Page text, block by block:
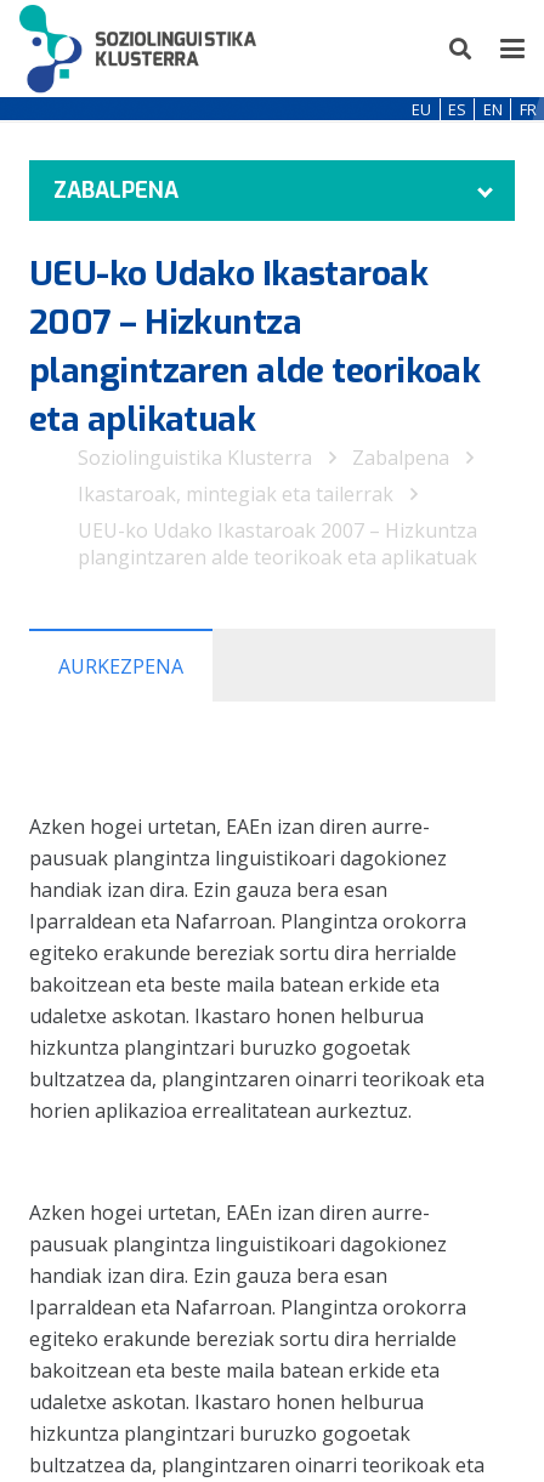
EU ES EN FR
ZABALPENA
UEU-ko Udako Ikastaroak
2007 – Hizkuntza
plangintzaren alde teorikoak
eta aplikatuak
Soziolinguistika Klusterra
Zabalpena
Ikastaroak, mintegiak eta tailerrak
UEU-ko Udako Ikastaroak 2007 – Hizkuntza
plangintzaren alde teorikoak eta aplikatuak
AURKEZPENA
Azken hogei urtetan, EAEn izan diren aurre-
pausuak plangintza linguistikoari dagokionez
handiak izan dira. Ezin gauza bera esan
Iparraldean eta Nafarroan. Plangintza orokorra
egiteko erakunde bereziak sortu dira herrialde
bakoitzean eta beste maila batean erkide eta
udaletxe askotan. Ikastaro honen helburua
hizkuntza plangintzari buruzko gogoetak
bultzatzea da, plangintzaren oinarri teorikoak eta
horien aplikazioa errealitatean aurkeztuz.
Azken hogei urtetan, EAEn izan diren aurre-
pausuak plangintza linguistikoari dagokionez
handiak izan dira. Ezin gauza bera esan
Iparraldean eta Nafarroan. Plangintza orokorra
egiteko erakunde bereziak sortu dira herrialde
bakoitzean eta beste maila batean erkide eta
udaletxe askotan. Ikastaro honen helburua
hizkuntza plangintzari buruzko gogoetak
bultzatzea da, plangintzaren oinarri teorikoak eta